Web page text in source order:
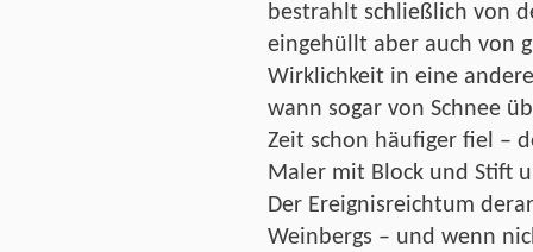
bestrahlt schließlich von
eingehüllt aber auch von
Wirklichkeit in eine
wann sogar von Schnee
Zeit schon häufiger fiel –
Maler mit Block und Stift
Der Ereignisreichtum
Weinbergs – und wenn